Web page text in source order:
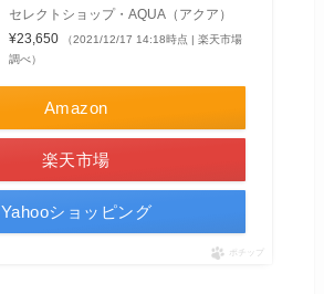
セレクトショップ・AQUA（アクア）
¥23,650
（2021/12/17 14:18時点 | 楽天市場
調べ）
Amazon
楽天市場
Yahooショッピング
ポチップ